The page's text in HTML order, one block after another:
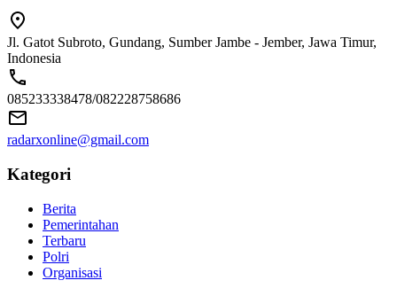
Jl. Gatot Subroto, Gundang, Sumber Jambe - Jember, Jawa Timur,
Indonesia
085233338478/082228758686
radarxonline@gmail.com
Kategori
Berita
Pemerintahan
Terbaru
Polri
Organisasi